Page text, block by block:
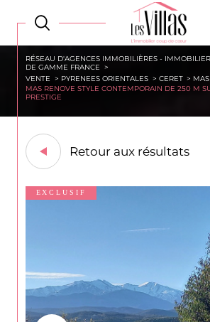
RÉSEAU D'AGENCES IMMOBILIÈRES -
DE GAMME FRANCE
VENTE
PYRENEES ORIENTALES CERET MAS
MAS RENOVE STYLE CONTEMPORAIN DE 250 M
PRESTIGE
Retour aux résultats
EXCLUSIF